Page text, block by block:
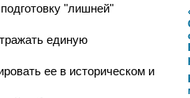
"лишней"
единую
ее в историческом и